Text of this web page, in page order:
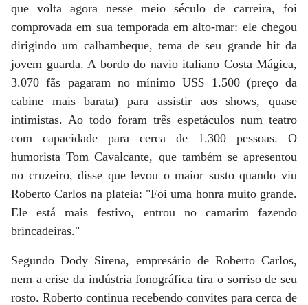
que volta agora nesse meio século de carreira, foi
comprovada em sua temporada em alto-mar: ele chegou
dirigindo um calhambeque, tema de seu grande hit da
jovem guarda. A bordo do navio italiano Costa Mágica,
3.070 fãs pagaram no mínimo US$ 1.500 (preço da
cabine mais barata) para assistir aos shows, quase
intimistas. Ao todo foram três espetáculos num teatro
com capacidade para cerca de 1.300 pessoas. O
humorista Tom Cavalcante, que também se apresentou
no cruzeiro, disse que levou o maior susto quando viu
Roberto Carlos na plateia: "Foi uma honra muito grande.
Ele está mais festivo, entrou no camarim fazendo
brincadeiras."
Segundo Dody Sirena, empresário de Roberto Carlos,
nem a crise da indústria fonográfica tira o sorriso de seu
rosto. Roberto continua recebendo convites para cerca de